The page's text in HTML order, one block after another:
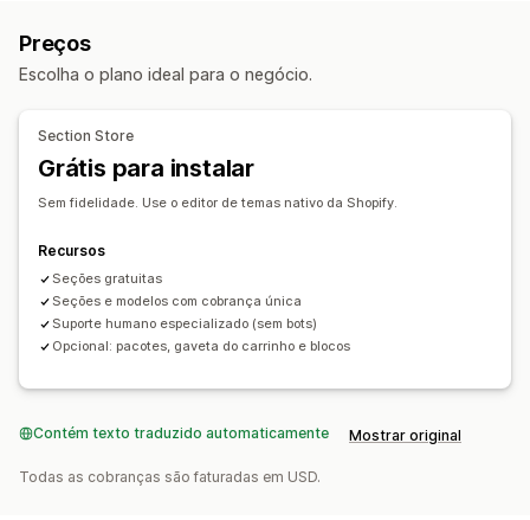
Páginas de contato
Páginas de carrinhos
Páginas de agradecimento
Páginas de carreiras
Páginas de preços
Seções de temas
Páginas personalizadas
Gerenciamento de páginas
Ferramenta de edição
Páginas de rascunho
Seções globais
Código personalizado Geração por IA SEO
Preços
Escolha o plano ideal para o negócio.
Section Store
Grátis para instalar
Sem fidelidade. Use o editor de temas nativo da Shopify.
Recursos
Seções gratuitas
Seções e modelos com cobrança única
Suporte humano especializado (sem bots)
Opcional: pacotes, gaveta do carrinho e blocos
Contém texto traduzido automaticamente Mostrar original
Todas as cobranças são faturadas em USD.